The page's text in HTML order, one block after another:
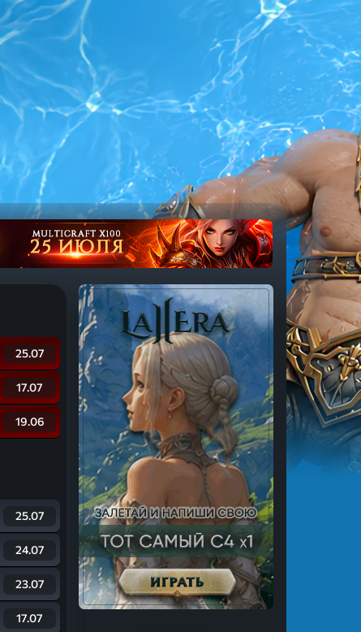
25.07
17.07
19.06
25.07
24.07
23.07
17.07